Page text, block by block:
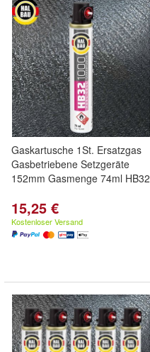
Gaskartusche 1St. Ersatzgas
Gasbetriebene Setzgeräte
152mm Gasmenge 74ml HB32
15,25 €
Kostenloser Versand